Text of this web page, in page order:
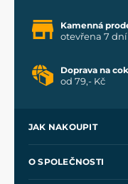
Kamenná
otevřena 7
Doprava na
od 79,- Kč
JAK NAKOUPIT
O SPOLEČNOSTI